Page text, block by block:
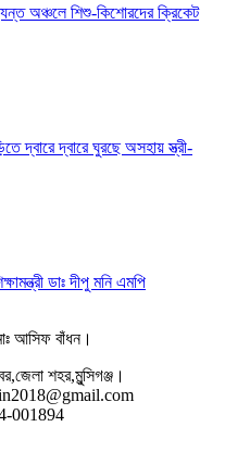
অঞ্চলে শিশু-কিশোরদের ক্রিকেট
দ্বারে দ্বারে ঘুরছে অসহায় স্ত্রী-
ডাঃ দীপু মনি এমপি
আসিফ বাঁধন।
শহর,মুন্সিগঞ্জ।
001894